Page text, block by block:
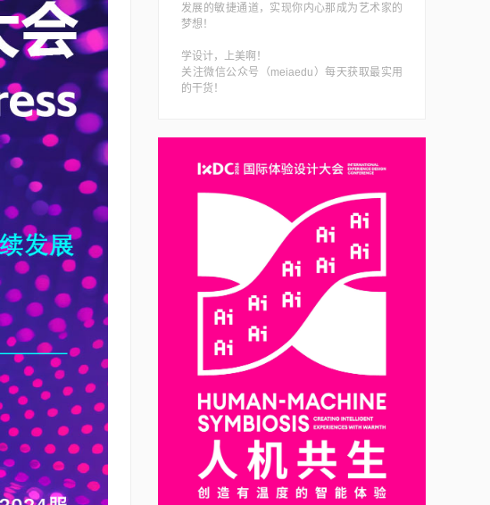
发展的敏捷通道，实现你内心那成为艺术家的
梦想！
学设计，上美啊！
关注微信公众号（meiaedu）每天获取最实用
的干货！